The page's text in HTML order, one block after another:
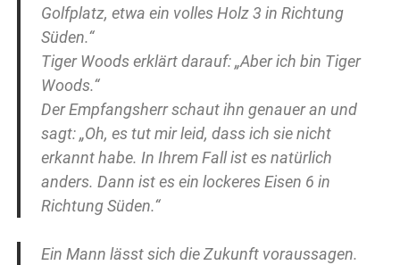
Golfplatz, etwa ein volles Holz 3 in Richtung
Süden.“
Tiger Woods erklärt darauf: „Aber ich bin Tiger
Woods.“
Der Empfangsherr schaut ihn genauer an und
sagt: „Oh, es tut mir leid, dass ich sie nicht
erkannt habe. In Ihrem Fall ist es natürlich
anders. Dann ist es ein lockeres Eisen 6 in
Richtung Süden.“
Ein Mann lässt sich die Zukunft voraussagen.